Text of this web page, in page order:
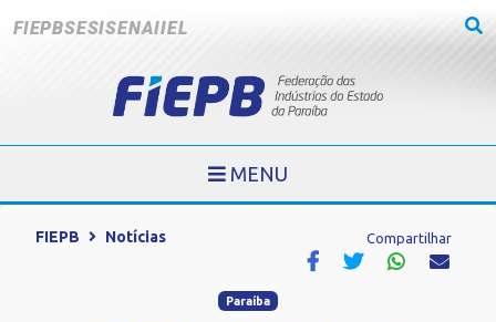
FIEPBSESISENAIIEL
MENU
FIEPB Notícias Compartilhar
Paraíba